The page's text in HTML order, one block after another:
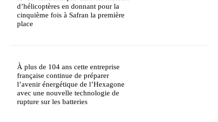
d’hélicoptères en donnant pour la
cinquième fois à Safran la première
place
À plus de 104 ans cette entreprise
française continue de préparer
l’avenir énergétique de l’Hexagone
avec une nouvelle technologie de
rupture sur les batteries